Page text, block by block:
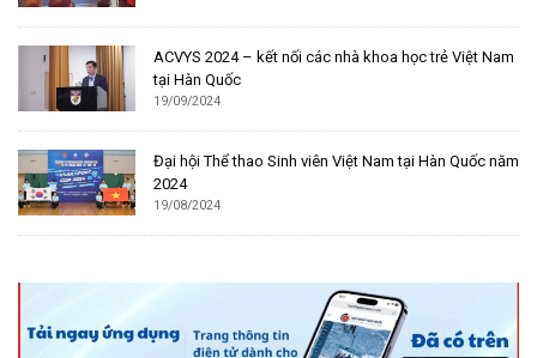
ACVYS 2024 – kết nối các nhà khoa học trẻ Việt Nam
tại Hàn Quốc
19/09/2024
Đại hội Thể thao Sinh viên Việt Nam tại Hàn Quốc năm
2024
19/08/2024